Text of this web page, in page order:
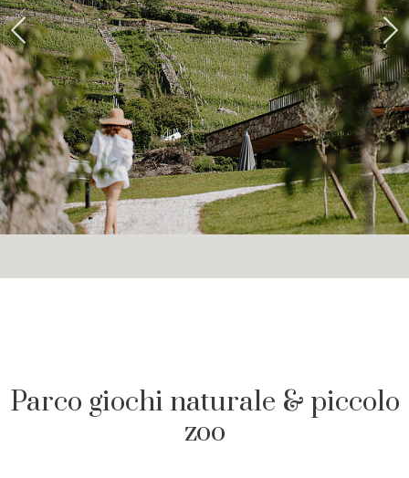
Previous
Parco giochi naturale & piccolo
zoo